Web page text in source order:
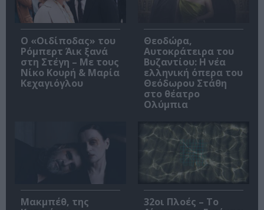
O «Οιδίποδας» του
Ρόμπερτ Άικ ξανά
στη Στέγη – Με τους
Νίκο Κουρή & Μαρία
Κεχαγιόγλου
Θεοδώρα,
Αυτοκράτειρα του
Βυζαντίου: Η νέα
ελληνική όπερα του
Θεόδωρου Στάθη
στο θέατρο
Ολύμπια
Μακμπέθ, της
32οι Πλοές – Το